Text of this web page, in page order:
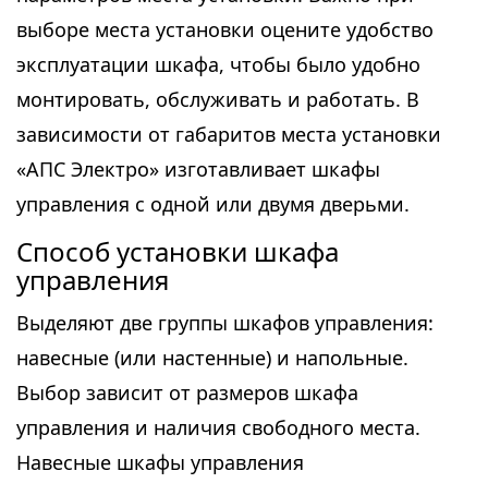
выборе места установки оцените удобство
эксплуатации шкафа, чтобы было удобно
монтировать, обслуживать и работать. В
зависимости от габаритов места установки
«АПС Электро» изготавливает шкафы
управления с одной или двумя дверьми.
Способ установки шкафа
управления
Выделяют две группы шкафов управления:
навесные (или настенные) и напольные.
Выбор зависит от размеров шкафа
управления и наличия свободного места.
Навесные шкафы управления